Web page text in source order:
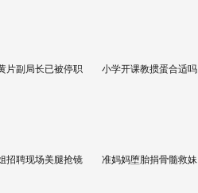
片副局长已被停职 小学开课教掼蛋合适吗
招聘现场美腿抢镜 准妈妈堕胎捐骨髓救妹